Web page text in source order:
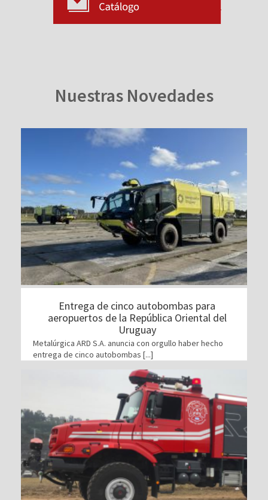
Nuestras Novedades
Entrega de cinco autobombas para
aeropuertos de la República Oriental del
Uruguay
Metalúrgica ARD S.A. anuncia con orgullo haber hecho
entrega de cinco autobombas [...]